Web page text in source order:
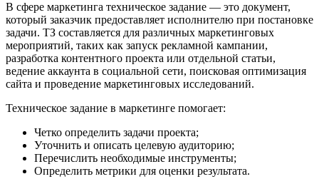
В сфере маркетинга техническое задание — это документ,
который заказчик предоставляет исполнителю при постановке
задачи. ТЗ составляется для различных маркетинговых
мероприятий, таких как запуск рекламной кампании,
разработка контентного проекта или отдельной статьи,
ведение аккаунта в социальной сети, поисковая оптимизация
сайта и проведение маркетинговых исследований.
Техническое задание в маркетинге помогает:
Четко определить задачи проекта;
Уточнить и описать целевую аудиторию;
Перечислить необходимые инструменты;
Определить метрики для оценки результата.